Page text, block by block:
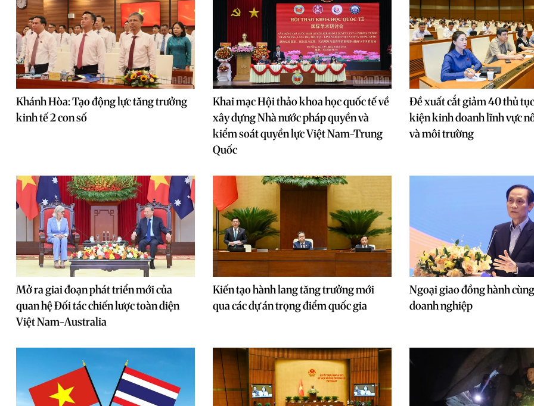
Khánh Hòa: Tạo động lực tăng trưởng
kinh tế 2 con số
Khai mạc Hội thảo khoa học quốc tế về
xây dựng Nhà nước pháp quyền và
kiểm soát quyền lực Việt Nam-Trung
Quốc
Đề xuất cắt giảm 40 thủ
kiện kinh doanh lĩnh vực
và môi trường
Mở ra giai đoạn phát triển mới của
quan hệ Đối tác chiến lược toàn diện
Việt Nam-Australia
Kiến tạo hành lang tăng trưởng mới
qua các dự án trọng điểm quốc gia
Ngoại giao đồng hành
doanh nghiệp